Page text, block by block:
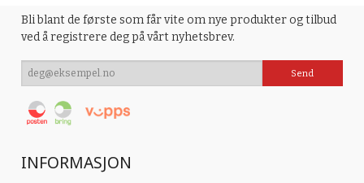
Bli blant de første som får vite om nye produkter og tilbud
ved å registrere deg på vårt nyhetsbrev.
INFORMASJON